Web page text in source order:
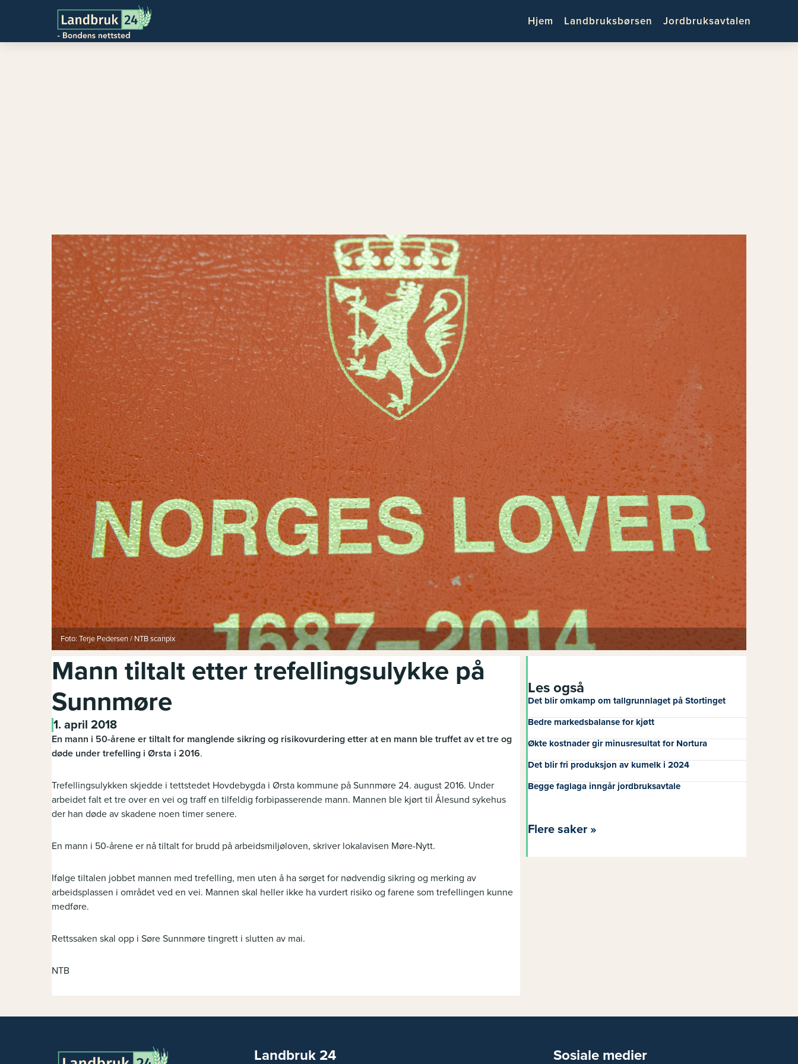
Hjem Landbruksbørsen Jordbruksavtalen
Foto: Terje Pedersen / NTB scanpix
Mann tiltalt etter trefellingsulykke på
Sunnmøre
1. april 2018
En mann i 50-årene er tiltalt for manglende sikring og risikovurdering etter at en mann ble truffet av et tre og
døde under trefelling i Ørsta i 2016.
Trefellingsulykken skjedde i tettstedet Hovdebygda i Ørsta kommune på Sunnmøre 24. august 2016. Under
arbeidet falt et tre over en vei og traff en tilfeldig forbipasserende mann. Mannen ble kjørt til Ålesund sykehus
der han døde av skadene noen timer senere.
En mann i 50-årene er nå tiltalt for brudd på arbeidsmiljøloven, skriver lokalavisen Møre-Nytt.
Ifølge tiltalen jobbet mannen med trefelling, men uten å ha sørget for nødvendig sikring og merking av
arbeidsplassen i området ved en vei. Mannen skal heller ikke ha vurdert risiko og farene som trefellingen kunne
medføre.
Rettssaken skal opp i Søre Sunnmøre tingrett i slutten av mai.
NTB
Les også
Det blir omkamp om tallgrunnlaget på Stortinget
Bedre markedsbalanse for kjøtt
Økte kostnader gir minusresultat for Nortura
Det blir fri produksjon av kumelk i 2024
Begge faglaga inngår jordbruksavtale
Flere saker »
Landbruk 24 Sosiale medier